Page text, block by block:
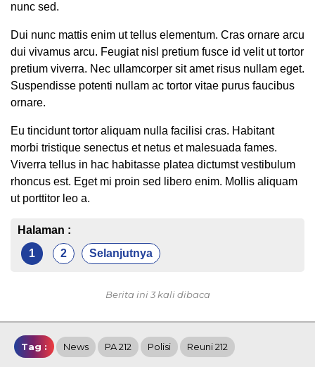
nunc sed.
Dui nunc mattis enim ut tellus elementum. Cras ornare arcu
dui vivamus arcu. Feugiat nisl pretium fusce id velit ut tortor
pretium viverra. Nec ullamcorper sit amet risus nullam eget.
Suspendisse potenti nullam ac tortor vitae purus faucibus
ornare.
Eu tincidunt tortor aliquam nulla facilisi cras. Habitant
morbi tristique senectus et netus et malesuada fames.
Viverra tellus in hac habitasse platea dictumst vestibulum
rhoncus est. Eget mi proin sed libero enim. Mollis aliquam
ut porttitor leo a.
Halaman :
1
2 Selanjutnya
Berita ini 3 kali dibaca
Tag : News PA 212 Polisi Reuni 212